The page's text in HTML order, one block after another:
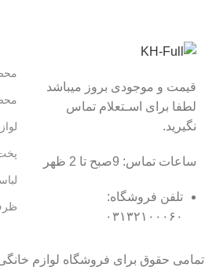
قیمت و موجودی بروز میباشد
لطفا برای اسـتعلام تماس
نگیرید.
ساعات تماس: 9صبح تا 2 ظهر
تلفن فروشگاه:
۰۳۱۳۲۱۰۰۰۶۰
تمامی حقوق برای فروشگاه لوازم